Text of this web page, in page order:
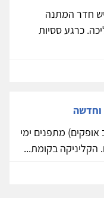
יש חדר המתנה
כרגע ססיות
וחדשה
מתפנים ימי
הקליניקה בקומת...